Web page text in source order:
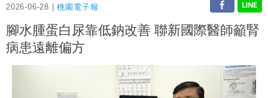
2026-06-28 |桃園電子報
腳水腫蛋白尿靠低鈉改善 聯新國際醫師籲腎
病患遠離偏方